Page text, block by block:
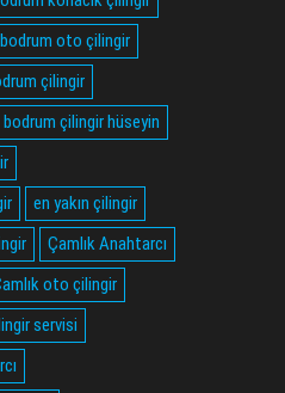
bodrum oto çilingir
çilingir
bodrum çilingir hüseyin
en yakın çilingir
Çamlık Anahtarcı
oto çilingir
servisi